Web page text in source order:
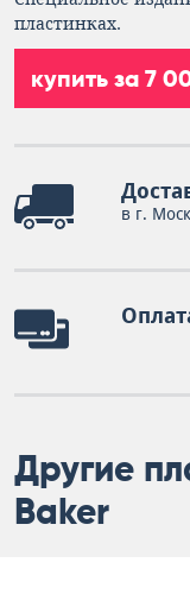
пластинках.
купить за 7
в г.
Другие
Baker